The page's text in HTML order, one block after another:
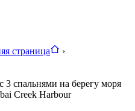
страница
›
спальнями на берегу моря
Creek Harbour